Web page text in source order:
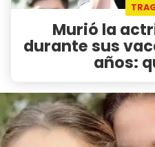
Murió la
durante sus
años: